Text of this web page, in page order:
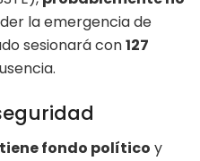
la emergencia de
sesionará con127
fondo político y